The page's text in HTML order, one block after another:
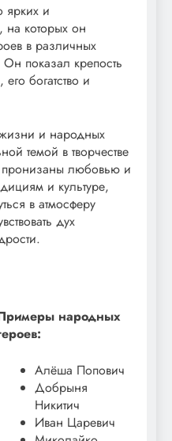
ярких и
которых он
в различных
Он показал крепость
богатство и
и народных
темой в творчестве
пронизаны любовью и
и культуре,
в атмосферу
дух
народных
Алёша Попович
Добрыня
Никитич
Иван Царевич